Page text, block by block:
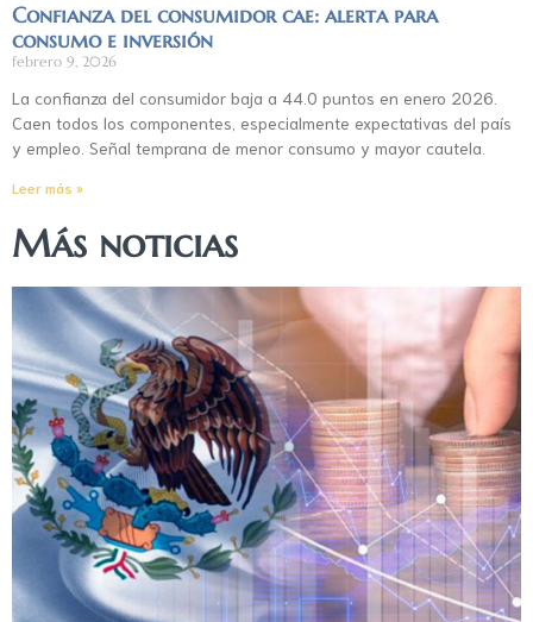
Confianza del consumidor cae: alerta para
consumo e inversión
febrero 9, 2026
La confianza del consumidor baja a 44.0 puntos en enero 2026.
Caen todos los componentes, especialmente expectativas del país
y empleo. Señal temprana de menor consumo y mayor cautela.
Leer más »
Más noticias